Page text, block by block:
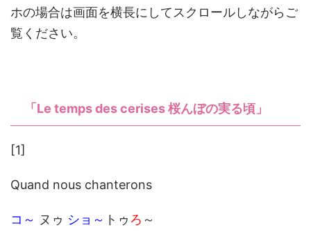
ホの場合は画面を横長にしてスクロールしながらご
覧ください。
「Le temps des cerises 桜んぼの実る頃」
[1]
Quand nous chanterons
コ～ ヌゥ ショ～ トゥ ろ ～